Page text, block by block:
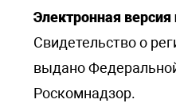
Электронная
Свидетельство о
выдано
Роскомнадзор.